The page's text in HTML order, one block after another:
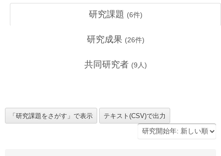
研究課題 (6件)
研究成果 (26件)
共同研究者 (9 人)